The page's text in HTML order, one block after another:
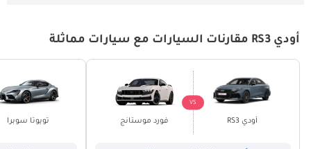
أودي RS3 مقارنات السيارات مع سيارات مماثلة
أودي RS3
VS
فورد موستانج تويوتا سوبرا